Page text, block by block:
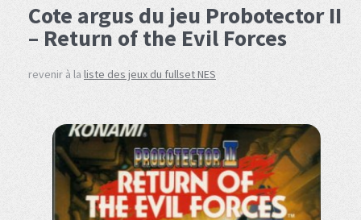
Cote argus du jeu Probotector II
– Return of the Evil Forces
revenir à la liste des jeux du fullset NES